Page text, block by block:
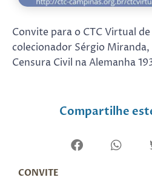
Convite para o CTC Virtual
colecionador Sérgio
Censura Civil na Alemanha
Compartilhe
CONVITE